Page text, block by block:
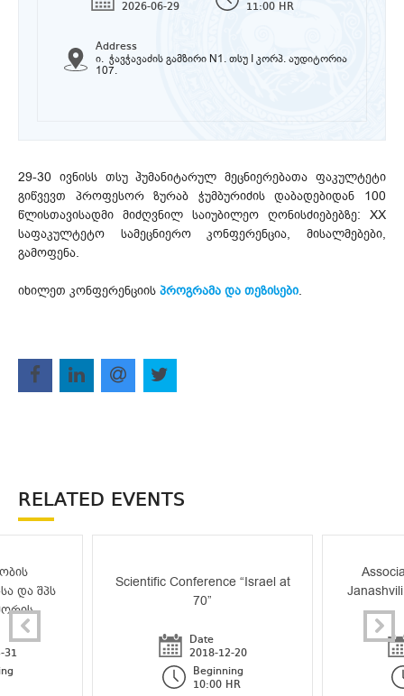
2026-06-29
11:00 HR
Address
ი. ჭავჭავაძის გამზირი N1. თსუ I კორპ. აუდიტორია
107.
29-30 ივნისს თსუ ჰუმანიტარულ მეცნიერებათა ფაკულტეტი
გიწვევთ პროფესორ ზურაბ ჭუმბურიძის დაბადებიდან 100
წლისთავისადმი მიძღვნილ საიუბილეო ღონისძიებებზე: XX
საფაკულტეტო სამეცნიერო კონფერენცია, მისალმებები,
გამოფენა.
იხილეთ კონფერენციის პროგრამა და თეზისები.
RELATED EVENTS
და შპს
31
Scientific Conference “Israel at
70”
Date
2018-12-20
Beginning
10:00 HR